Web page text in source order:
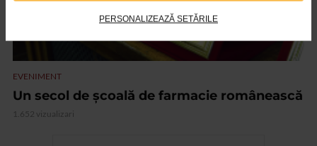
PERSONALIZEAZĂ SETĂRILE
EVENIMENT
Un secol de școală de farmacie românească
1.652 vizualizari